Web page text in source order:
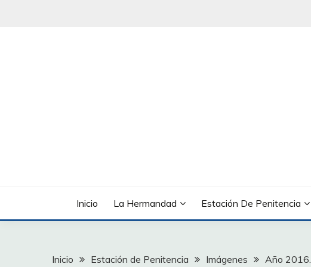
Inicio La Hermandad Estación De Penitencia
Inicio Estación de Penitencia Imágenes Año 2016.